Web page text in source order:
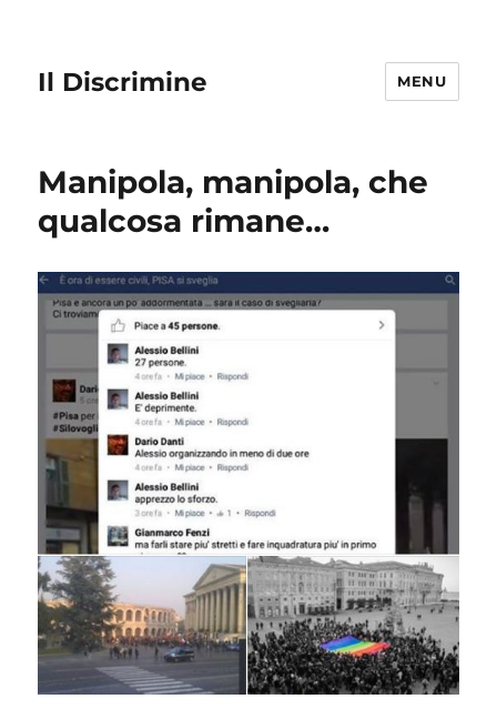
Il Discrimine MENU
Manipola, manipola, che
qualcosa rimane…